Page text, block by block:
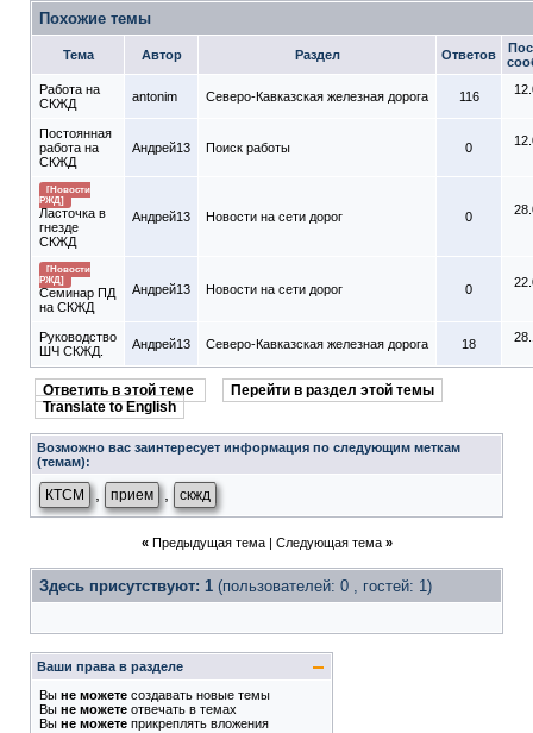
Похожие темы
Тема Автор Раздел Ответов
Работа на
СКЖД
antonim Северо-Кавказская железная дорога 116
Постоянная
работа на
СКЖД
Андрей13 Поиск работы 0
[Новости
РЖД]
Ласточка в
гнезде
СКЖД
Андрей13 Новости на сети дорог 0
[Новости
РЖД]
Семинар ПД
на СКЖД
Андрей13 Новости на сети дорог 0
Руководство
ШЧ СКЖД.
Андрей13 Северо-Кавказская железная дорога 18
Ответить в этой теме
Перейти в раздел этой темы
Translate to English
Возможно вас заинтересует информация по следующим меткам
(темам):
КТСМ прием скжд
« Предыдущая тема| Следующая тема »
Здесь присутствуют: 1 (пользователей: 0 , гостей: 1)
Ваши права в разделе
Вы не можете создавать новые темы
Вы не можете отвечать в темах
Вы не можете прикреплять вложения